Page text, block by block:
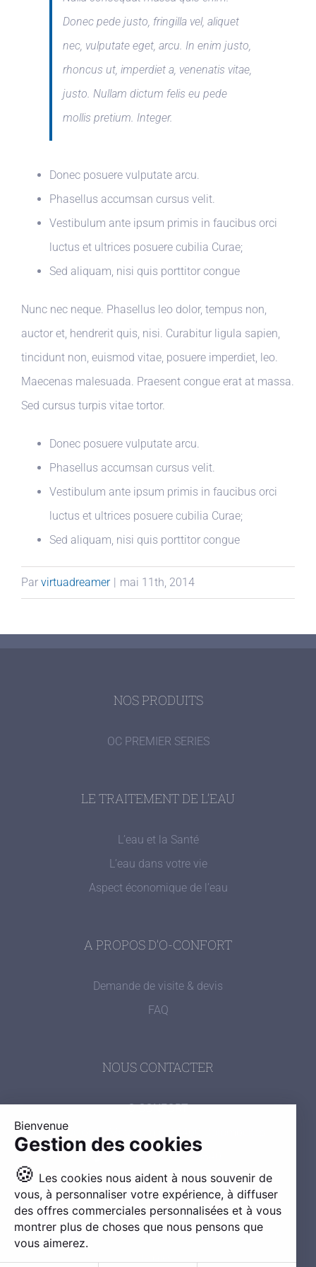
Donec pede justo, fringilla vel, aliquet
nec, vulputate eget, arcu. In enim justo,
rhoncus ut, imperdiet a, venenatis vitae,
justo. Nullam dictum felis eu pede
mollis pretium. Integer.
Donec posuere vulputate arcu.
Phasellus accumsan cursus velit.
Vestibulum ante ipsum primis in faucibus orci
luctus et ultrices posuere cubilia Curae;
Sed aliquam, nisi quis porttitor congue
Nunc nec neque. Phasellus leo dolor, tempus non,
auctor et, hendrerit quis, nisi. Curabitur ligula sapien,
tincidunt non, euismod vitae, posuere imperdiet, leo.
Maecenas malesuada. Praesent congue erat at massa.
Sed cursus turpis vitae tortor.
Donec posuere vulputate arcu.
Phasellus accumsan cursus velit.
Vestibulum ante ipsum primis in faucibus orci
luctus et ultrices posuere cubilia Curae;
Sed aliquam, nisi quis porttitor congue
Par virtuadreamer | mai 11th, 2014
NOS PRODUITS
OC PREMIER SERIES
LE TRAITEMENT DE L’EAU
L’eau et la Santé
L’eau dans votre vie
Aspect économique de l’eau
A PROPOS D’O-CONFORT
Demande de visite & devis
FAQ
NOUS CONTACTER
O CONFORT
1 Rue de la Métallurgie, 14460 Colombelles
Portable : 0607395840
© Tous droits réservés -2026 |O CONFORT | Mentions
Bienvenue
Gestion des cookies
🍪 Les cookies nous aident à nous souvenir de
vous, à personnaliser votre expérience, à diffuser
des offres commerciales personnalisées et à vous
montrer plus de choses que nous pensons que
vous aimerez.